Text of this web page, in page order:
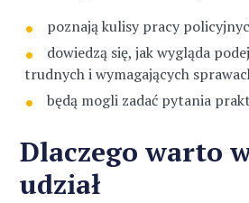
poznają kulisy pracy
dowiedzą się, jak wygląda
trudnych i wymagających
będą mogli zadać pytania
Dlaczego warto
udział